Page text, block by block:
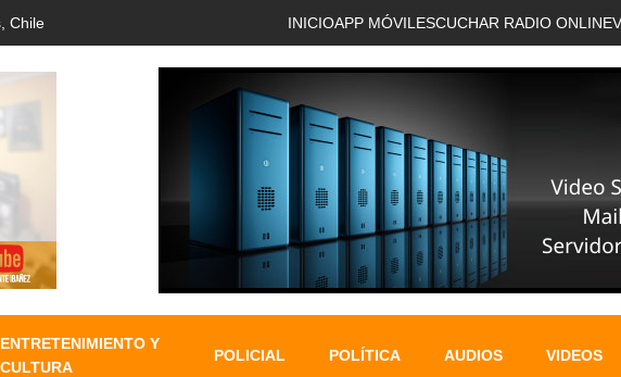
Chile INICIOAPP MÓVIL ESCUCHAR RADIO ONLINE
ENTRETENIMIENTO Y
CULTURA
POLICIAL POLÍTICA AUDIOS VIDEOS